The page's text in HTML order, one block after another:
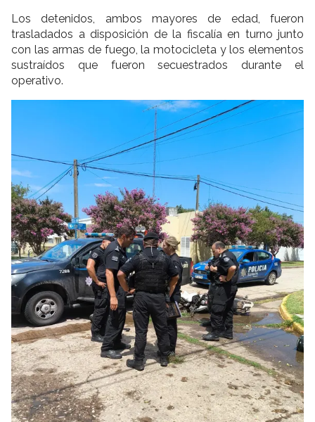
Los detenidos, ambos mayores de edad, fueron
trasladados a disposición de la fiscalía en turno junto
con las armas de fuego, la motocicleta y los elementos
sustraídos que fueron secuestrados durante el
operativo.